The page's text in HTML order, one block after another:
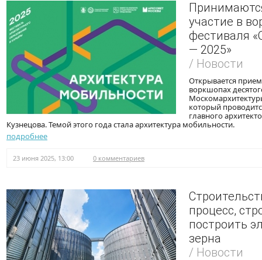
участие в
фестиваля
— 2025»
/ Новости
Открывается
воркшопах
который
главного
Кузнецова. Темой этого года стала архитектура мобильности.
подробнее
23 июня 2025, 13:00 0 комментариев
процесс,
построить
зерна
/ Новости